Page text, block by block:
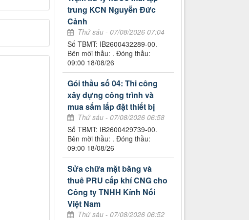
trung KCN Nguyễn Đức
Cảnh
Thứ sáu - 07/08/2026 07:04
Số TBMT: IB2600432289-00.
Bên mời thầu: . Đóng thầu:
09:00 18/08/26
Gói thầu số 04: Thi công
xây dựng công trình và
mua sắm lắp đặt thiết bị
Thứ sáu - 07/08/2026 06:58
Số TBMT: IB2600429739-00.
Bên mời thầu: . Đóng thầu:
09:00 18/08/26
Sửa chữa mặt bằng và
thuê PRU cấp khí CNG cho
Công ty TNHH Kính Nổi
Việt Nam
Thứ sáu - 07/08/2026 06:52